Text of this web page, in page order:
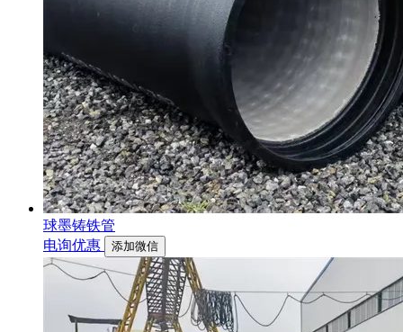
球墨铸铁管
电询优惠
添加微信